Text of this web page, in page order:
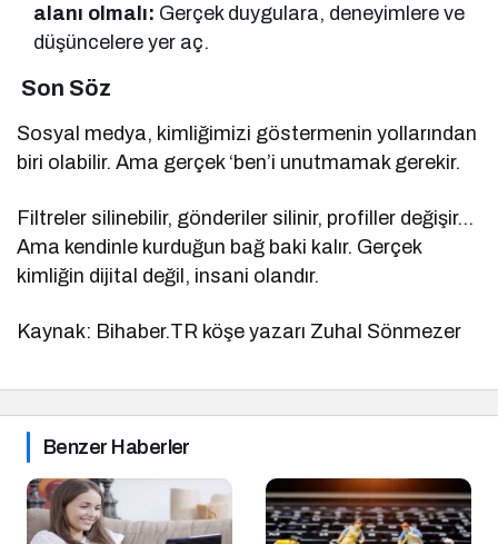
alanı olmalı: Gerçek duygulara, deneyimlere ve
düşüncelere yer aç.
Son Söz
Sosyal medya, kimliğimizi göstermenin yollarından
biri olabilir. Ama gerçek ‘ben’i unutmamak gerekir.
Filtreler silinebilir, gönderiler silinir, profiller değişir…
Ama kendinle kurduğun bağ baki kalır. Gerçek
kimliğin dijital değil, insani olandır.
Kaynak: Bihaber.TR köşe yazarı Zuhal Sönmezer
Benzer Haberler